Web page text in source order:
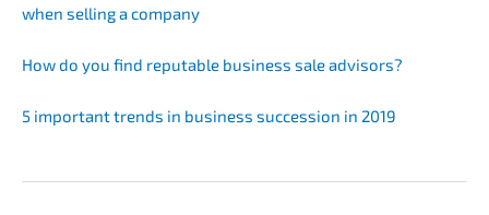
when selling a company
How do you find reputa­ble business sale advisors?
5 important trends in business succes­si­on in 2019